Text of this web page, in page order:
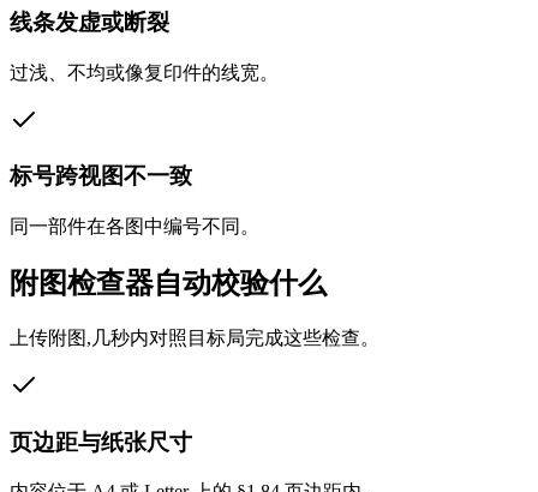
线条发虚或断裂
过浅、不均或像复印件的线宽。
标号跨视图不一致
同一部件在各图中编号不同。
附图检查器自动校验什么
上传附图,几秒内对照目标局完成这些检查。
页边距与纸张尺寸